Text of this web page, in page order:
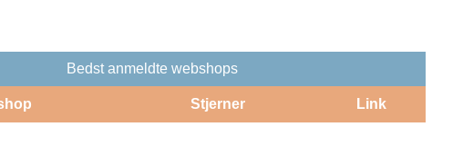
Bedst anmeldte webshops
Stjerner Link